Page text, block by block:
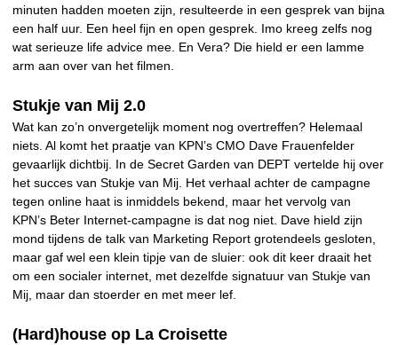
minuten hadden moeten zijn, resulteerde in een gesprek van bijna
een half uur. Een heel fijn en open gesprek. Imo kreeg zelfs nog
wat serieuze life advice mee. En Vera? Die hield er een lamme
arm aan over van het filmen.
Stukje van Mij 2.0
Wat kan zo’n onvergetelijk moment nog overtreffen? Helemaal
niets. Al komt het praatje van KPN’s CMO Dave Frauenfelder
gevaarlijk dichtbij. In de Secret Garden van DEPT vertelde hij over
het succes van Stukje van Mij. Het verhaal achter de campagne
tegen online haat is inmiddels bekend, maar het vervolg van
KPN’s Beter Internet-campagne is dat nog niet. Dave hield zijn
mond tijdens de talk van Marketing Report grotendeels gesloten,
maar gaf wel een klein tipje van de sluier: ook dit keer draait het
om een socialer internet, met dezelfde signatuur van Stukje van
Mij, maar dan stoerder en met meer lef.
(Hard)house op La Croisette